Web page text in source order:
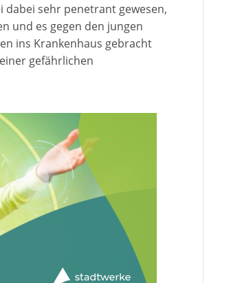
dabei sehr penetrant gewesen,
und es gegen den jungen
ins Krankenhaus gebracht
gefährlichen